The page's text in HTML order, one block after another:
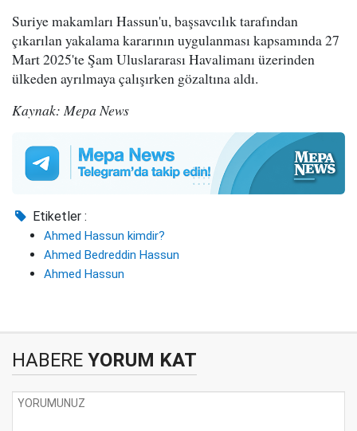
Suriye makamları Hassun'u, başsavcılık tarafından
çıkarılan yakalama kararının uygulanması kapsamında 27
Mart 2025'te Şam Uluslararası Havalimanı üzerinden
ülkeden ayrılmaya çalışırken gözaltına aldı.
Kaynak: Mepa News
Etiketler :
Ahmed Hassun kimdir?
Ahmed Bedreddin Hassun
Ahmed Hassun
HABERE YORUM KAT